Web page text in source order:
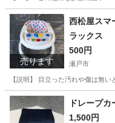
愛知 瀬戸市 食器
売ります
西松屋スマ
ラックス
500円
瀬戸市
【説明】 目立った汚れや傷は無
愛知 瀬戸市 ベビー用品
ドレープ
1,500円